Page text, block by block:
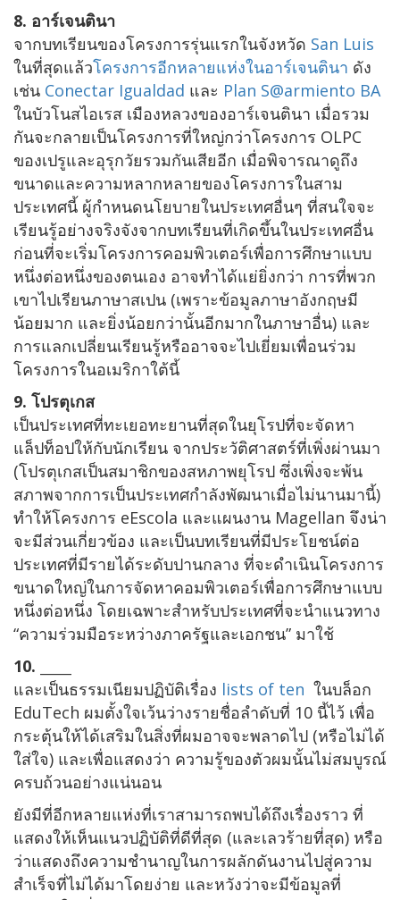
8. อาร์เจนตินา
จากบทเรียนของโครงการรุ่นแรกในจังหวัด San Luis
ในที่สุดแล้วโครงการอีกหลายแห่งในอาร์เจนตินา ดัง
เช่น Conectar Igualdad และ Plan S@armiento BA
ในบัวโนสไอเรส เมืองหลวงของอาร์เจนตินา เมื่อรวม
กันจะกลายเป็นโครงการที่ใหญ่กว่าโครงการ OLPC
ของเปรูและอุรุกวัยรวมกันเสียอีก เมื่อพิจารณาดูถึง
ขนาดและความหลากหลายของโครงการในสาม
ประเทศนี้ ผู้กำหนดนโยบายในประเทศอื่นๆ ที่สนใจจะ
เรียนรู้อย่างจริงจังจากบทเรียนที่เกิดขึ้นในประเทศอื่น
ก่อนที่จะเริ่มโครงการคอมพิวเตอร์เพื่อการศึกษาแบบ
หนึ่งต่อหนึ่งของตนเอง อาจทำได้แย่ยิ่งกว่า การที่พวก
เขาไปเรียนภาษาสเปน (เพราะข้อมูลภาษาอังกฤษมี
น้อยมาก และยิ่งน้อยกว่านั้นอีกมากในภาษาอื่น) และ
การแลกเปลี่ยนเรียนรู้หรืออาจจะไปเยี่ยมเพื่อนร่วม
โครงการในอเมริกาใต้นี้
9. โปรตุเกส
เป็นประเทศที่ทะเยอทะยานที่สุดในยุโรปที่จะจัดหา
แล็ปท็อปให้กับนักเรียน จากประวัติศาสตร์ที่เพิ่งผ่านมา
(โปรตุเกสเป็นสมาชิกของสหภาพยุโรป ซึ่งเพิ่งจะพ้น
สภาพจากการเป็นประเทศกำลังพัฒนาเมื่อไม่นานมานี้)
ทำให้โครงการ eEscola และแผนงาน Magellan จึงน่า
จะมีส่วนเกี่ยวข้อง และเป็นบทเรียนที่มีประโยชน์ต่อ
ประเทศที่มีรายได้ระดับปานกลาง ที่จะดำเนินโครงการ
ขนาดใหญ่ในการจัดหาคอมพิวเตอร์เพื่อการศึกษาแบบ
หนึ่งต่อหนึ่ง โดยเฉพาะสำหรับประเทศที่จะนำแนวทาง
“ความร่วมมือระหว่างภาครัฐและเอกชน” มาใช้
10. _____
และเป็นธรรมเนียมปฏิบัติเรื่อง lists of ten ในบล็อก
EduTech ผมตั้งใจเว้นว่างรายชื่อลำดับที่ 10 นี้ไว้ เพื่อ
กระตุ้นให้ได้เสริมในสิ่งที่ผมอาจจะพลาดไป (หรือไม่ได้
ใส่ใจ) และเพื่อแสดงว่า ความรู้ของตัวผมนั้นไม่สมบูรณ์
ครบถ้วนอย่างแน่นอน
ยังมีที่อีกหลายแห่งที่เราสามารถพบได้ถึงเรื่องราว ที่
แสดงให้เห็นแนวปฏิบัติที่ดีที่สุด (และเลวร้ายที่สุด) หรือ
ว่าแสดงถึงความชำนาญในการผลักดันงานไปสู่ความ
สำเร็จที่ไม่ได้มาโดยง่าย และหวังว่าจะมีข้อมูลที่